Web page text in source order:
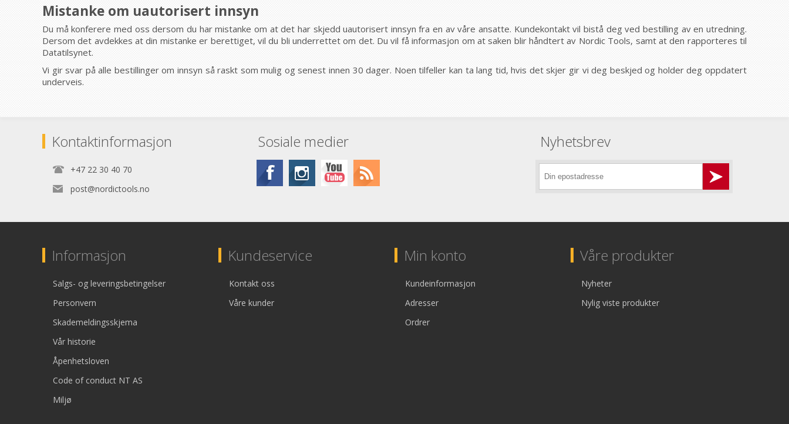
Mistanke om uautorisert innsyn
Du må konferere med oss dersom du har mistanke om at det har skjedd uautorisert innsyn fra en av våre ansatte. Kundekontakt vil bistå deg ved bestilling av en utredning.
Dersom det avdekkes at din mistanke er berettiget, vil du bli underrettet om det. Du vil få informasjon om at saken blir håndtert av Nordic Tools, samt at den rapporteres til
Datatilsynet.
Vi gir svar på alle bestillinger om innsyn så raskt som mulig og senest innen 30 dager. Noen tilfeller kan ta lang tid, hvis det skjer gir vi deg beskjed og holder deg oppdatert
underveis.
Kontaktinformasjon
+47 22 30 40 70
post@nordictools.no
Sosiale medier Nyhetsbrev
Informasjon
Salgs- og leveringsbetingelser
Personvern
Skademeldingsskjema
Vår historie
Åpenhetsloven
Code of conduct NT AS
Miljø
Kundeservice
Kontakt oss
Våre kunder
Min konto
Kundeinformasjon
Adresser
Ordrer
Våre produkter
Nyheter
Nylig viste produkter